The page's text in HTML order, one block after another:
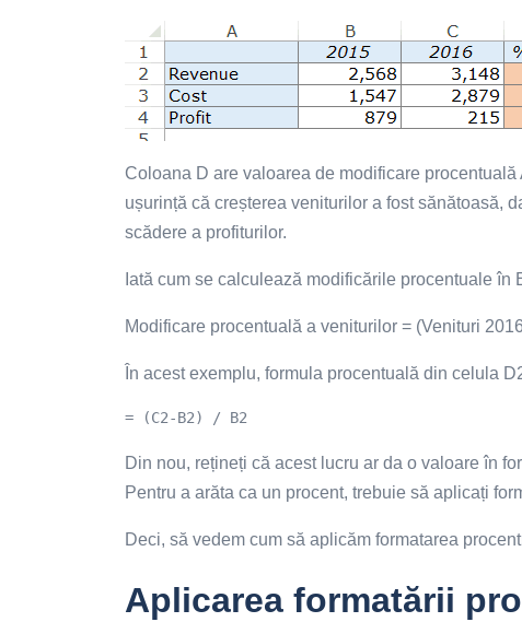
Coloana D are valoarea de modificare
ușurință că creșterea veniturilor a fost sănătoasă,
scădere a profiturilor.
Iată cum se calculează modificările procentuale în
Modificare procentuală a veniturilor = (Venituri
În acest exemplu, formula procentuală din celula
= (C2-B2) / B2
Din nou, rețineți că acest lucru ar da o valoare în
Pentru a arăta ca un procent, trebuie să aplicați
Deci, să vedem cum să aplicăm formatarea
Aplicarea formatării